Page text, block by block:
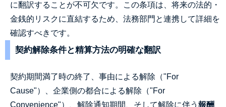
に翻訳することが不可欠です。この条項は、将来の法的・
金銭的リスクに直結するため、法務部門と連携して詳細を
確認すべきです。
契約解除条件と精算方法の明確な翻訳
契約期間満了時の終了、事由による解除（"For
Cause"）、企業側の都合による解除（"For
Convenience"）、解除通知期間、そして解除に伴う 報酬